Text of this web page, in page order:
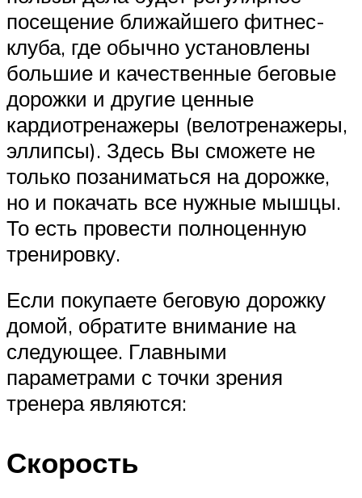
посещение ближайшего фитнес-
клуба, где обычно установлены
большие и качественные беговые
дорожки и другие ценные
кардиотренажеры (велотренажеры,
эллипсы). Здесь Вы сможете не
только позаниматься на дорожке,
но и покачать все нужные мышцы.
То есть провести полноценную
тренировку.
Если покупаете беговую дорожку
домой, обратите внимание на
следующее. Главными
параметрами с точки зрения
тренера являются:
Скорость